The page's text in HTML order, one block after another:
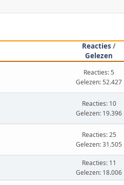
Reacties /
Gelezen
Reacties: 5
Gelezen: 52.427
Reacties: 10
Gelezen: 19.396
Reacties: 25
Gelezen: 31.505
Reacties: 11
Gelezen: 18.006